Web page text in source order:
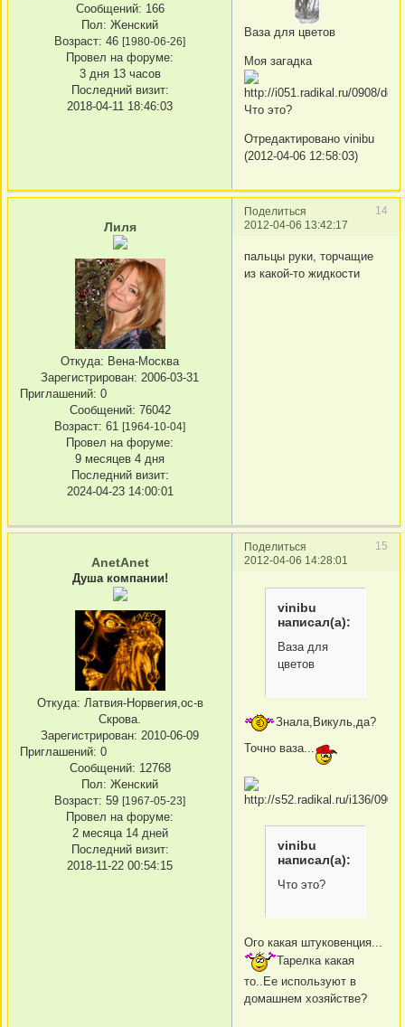
Сообщений: 166
Пол: Женский
Возраст: 46 [1980-06-26]
Провел на форуме:
3 дня 13 часов
Последний визит:
2018-04-11 18:46:03
Ваза для цветов
Моя загадка
Что это?
Отредактировано vinibu
(2012-04-06 12:58:03)
Поделиться
14
2012-04-06 13:42:17
Лиля
Откуда: Вена-Москва
Зарегистрирован: 2006-03-31
Приглашений: 0
Сообщений: 76042
Возраст: 61 [1964-10-04]
Провел на форуме:
9 месяцев 4 дня
Последний визит:
2024-04-23 14:00:01
пальцы руки, торчащие
из какой-то жидкости
Поделиться
15
2012-04-06 14:28:01
AnetAnet
Душа компании!
Откуда: Латвия-Норвегия,ос-в
Скрова.
Зарегистрирован: 2010-06-09
Приглашений: 0
Сообщений: 12768
Пол: Женский
Возраст: 59 [1967-05-23]
Провел на форуме:
2 месяца 14 дней
Последний визит:
2018-11-22 00:54:15
vinibu
написал(а):
Ваза для
цветов
Знала,Викуль,да?
Точно ваза...
vinibu
написал(а):
Что это?
Ого какая штуковенция...
Тарелка какая
то..Ее используют в
домашнем хозяйстве?